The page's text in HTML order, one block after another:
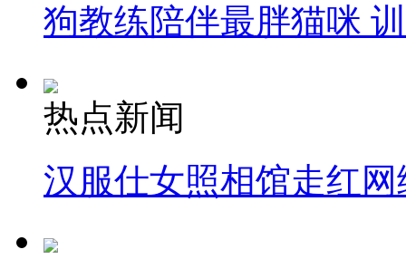
狗教练陪伴最胖猫咪
热点新闻
汉服仕女照相馆走红网